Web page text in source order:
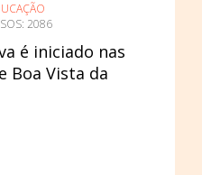
2086
é iniciado nas
Boa Vista da